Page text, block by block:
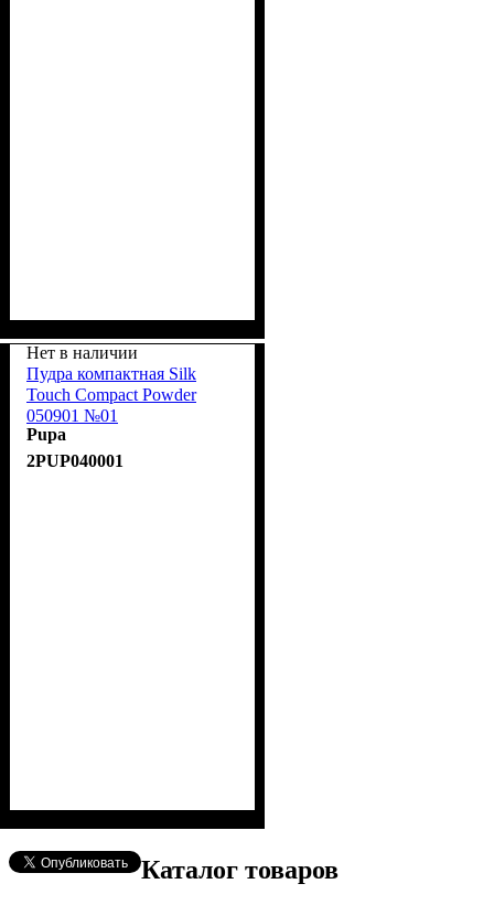
Нет в наличии
Пудра компактная Silk
Touch Compact Powder
050901 №01
Pupa
2PUP040001
Каталог товаров